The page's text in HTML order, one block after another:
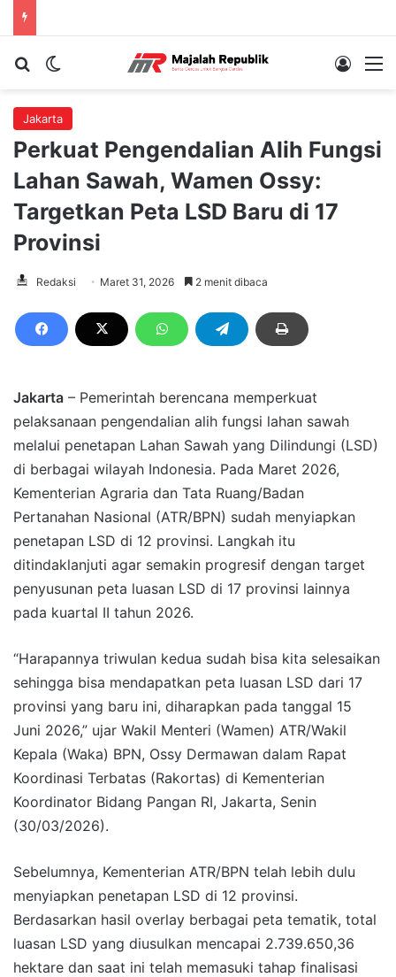
Cari berita...Switch skin Log In
Jakarta
Perkuat Pengendalian Alih Fungsi
Lahan Sawah, Wamen Ossy:
Targetkan Peta LSD Baru di 17
Provinsi
Redaksi Maret 31, 2026 2 menit dibaca
Jakarta – Pemerintah berencana memperkuat
pelaksanaan pengendalian alih fungsi lahan sawah
melalui penetapan Lahan Sawah yang Dilindungi (LSD)
di berbagai wilayah Indonesia. Pada Maret 2026,
Kementerian Agraria dan Tata Ruang/Badan
Pertanahan Nasional (ATR/BPN) sudah menyiapkan
penetapan LSD di 12 provinsi. Langkah itu
ditindaklanjuti agar semakin progresif dengan target
penyusunan peta luasan LSD di 17 provinsi lainnya
pada kuartal II tahun 2026.
“Harapannya triwulan kedua sudah bisa kita selesaikan
sehingga bisa mendapatkan peta luasan LSD dari 17
provinsi yang baru ini, diharapkan pada tanggal 15
Juni 2026,” ujar Wakil Menteri (Wamen) ATR/Wakil
Kepala (Waka) BPN, Ossy Dermawan dalam Rapat
Koordinasi Terbatas (Rakortas) di Kementerian
Koordinator Bidang Pangan RI, Jakarta, Senin
(30/03/2026).
Sebelumnya, Kementerian ATR/BPN telah lebih dulu
menyiapkan penetapan LSD di 12 provinsi.
Berdasarkan hasil overlay berbagai peta tematik, total
luasan LSD yang diusulkan mencapai 2.739.650,36
hektare dan saat ini telah memasuki tahap finalisasi